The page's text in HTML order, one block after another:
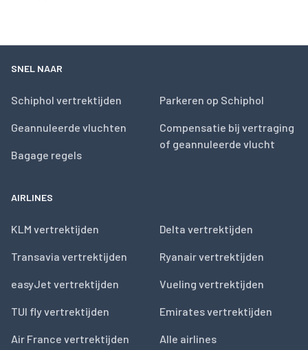
SNEL NAAR
Schiphol vertrektijden
Geannuleerde vluchten
Bagage regels
Parkeren op Schiphol
Compensatie bij vertraging
of geannuleerde vlucht
AIRLINES
KLM vertrektijden
Transavia vertrektijden
easyJet vertrektijden
TUI fly vertrektijden
Air France vertrektijden
Delta vertrektijden
Ryanair vertrektijden
Vueling vertrektijden
Emirates vertrektijden
Alle airlines